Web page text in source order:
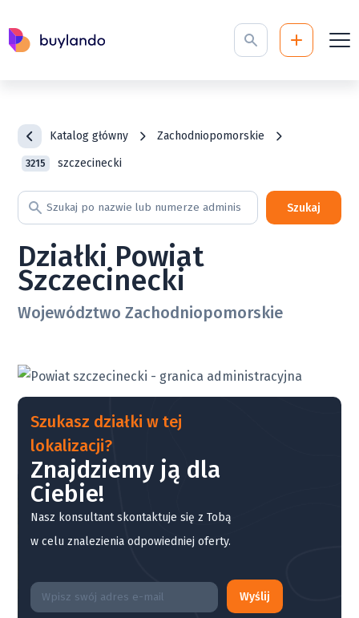
Katalog główny Zachodniopomorskie
3215 szczecinecki
Szukaj
Działki Powiat
Szczecinecki
Województwo Zachodniopomorskie
Szukasz działki w tej
lokalizacji?
Znajdziemy ją dla
Ciebie!
Nasz konsultant skontaktuje się z Tobą
w celu znalezienia odpowiedniej oferty.
Wyślij